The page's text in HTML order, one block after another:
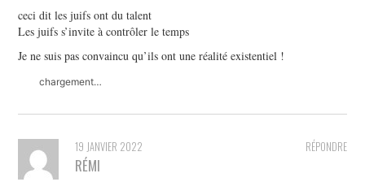
ceci dit les juifs ont du talent
Les juifs s’invite à contrôler le temps
Je ne suis pas convaincu qu’ils ont une réalité existentiel !
chargement…
RÉPONDRE
19 JANVIER 2022
RÉMI